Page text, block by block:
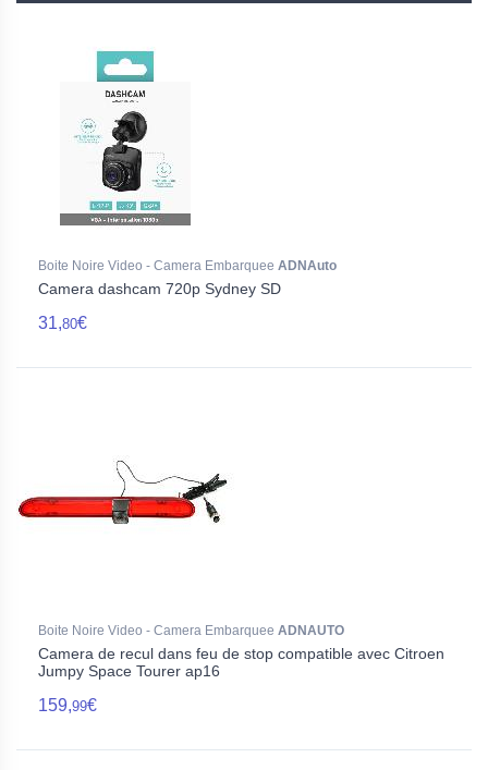
Boite Noire Video - Camera Embarquee ADNAuto
Camera dashcam 720p Sydney SD
31,80€
Boite Noire Video - Camera Embarquee ADNAUTO
Camera de recul dans feu de stop compatible avec Citroen
Jumpy Space Tourer ap16
159,99€